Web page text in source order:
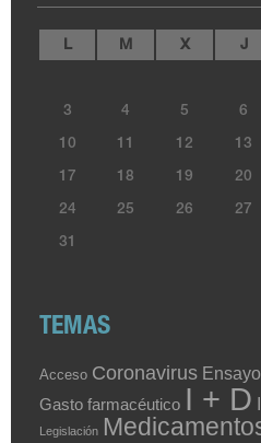
L M X J
3 4 5 6
10 11 12 13
17 18 19 20
24 25 26 27
31
TEMAS
Acceso Coronavirus
Gasto farmacéutico I + D
Legislación